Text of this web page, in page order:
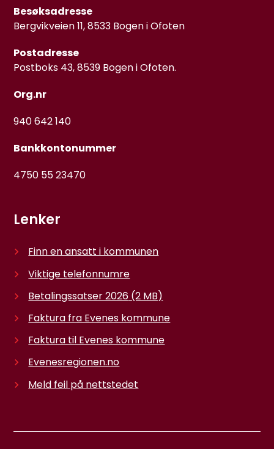
Besøksadresse
Bergvikveien 11, 8533 Bogen i Ofoten
Postadresse
Postboks 43, 8539 Bogen i Ofoten.
Org.nr
940 642 140
Bankkontonummer
4750 55 23470
Lenker
Finn en ansatt i kommunen
Viktige telefonnumre
Betalingssatser 2026 (2 MB)
Faktura fra Evenes kommune
Faktura til Evenes kommune
Evenesregionen.no
Meld feil på nettstedet